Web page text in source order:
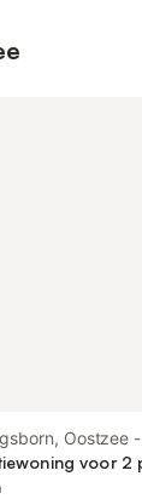
Oostzee -
voor 2